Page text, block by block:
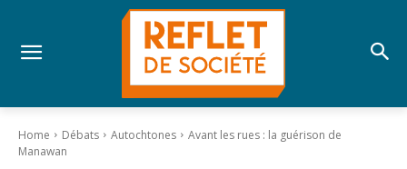
Home Débats Autochtones
Avant les rues : la guérison de
Manawan